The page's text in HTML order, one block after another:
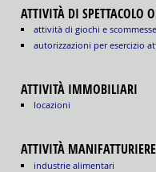
ATTIVITÀ DI SPETTACOLO
attività di giochi e scommesse
autorizzazioni per esercizio
ATTIVITÀ IMMOBILIARI
locazioni
ATTIVITÀ MANIFATTURIERE
industrie alimentari